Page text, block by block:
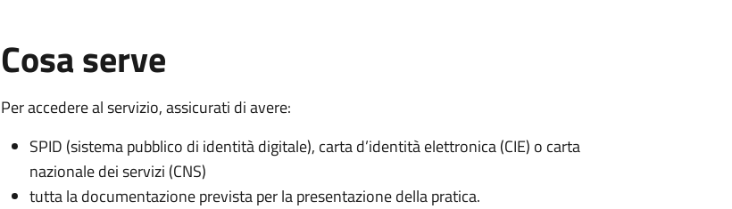
Cosa serve
Per accedere al servizio, assicurati di avere:
SPID (sistema pubblico di identità digitale), carta d’identità elettronica (CIE) o carta
nazionale dei servizi (CNS)
tutta la documentazione prevista per la presentazione della pratica.